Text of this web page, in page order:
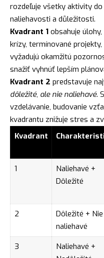
rozdeľuje všetky aktivity
naliehavosti a důležitosti.
Kvadrant 1 obsahuje
krízy, termínované
vyžadujú okamžitú
snažiť vyhnúť lepším
Kvadrant 2 predstavuje
dôležité, ale nie naliehavé.
vzdelávanie, budovanie
kvadrantu znižuje stres a
Kvadrant
1
Naliehavé +
Dôležité
2
Dôležité + Nie
naliehavé
3
Naliehavé +